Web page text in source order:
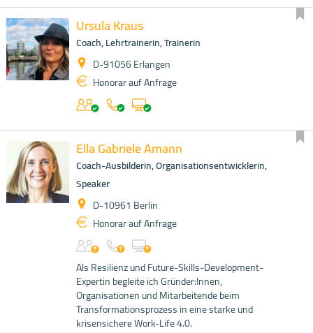
Ursula Kraus
Coach, Lehrtrainerin, Trainerin
D-91056 Erlangen
Honorar auf Anfrage
Ella Gabriele Amann
Coach-Ausbilderin, Organisationsentwicklerin,
Speaker
D-10961 Berlin
Honorar auf Anfrage
Als Resilienz und Future-Skills-Development-
Expertin begleite ich Gründer:Innen,
Organisationen und Mitarbeitende beim
Transformationsprozess in eine starke und
krisensichere Work-Life 4.0.